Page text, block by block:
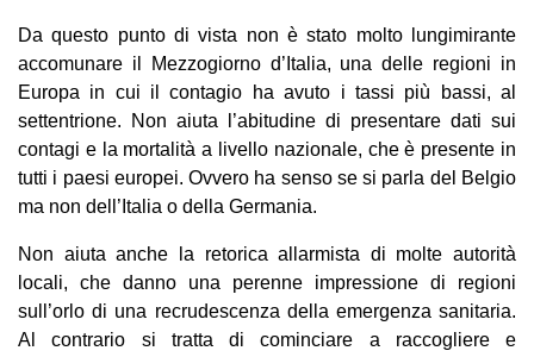
Da questo punto di vista non è stato molto lungimirante
accomunare il Mezzogiorno d’Italia, una delle regioni in
Europa in cui il contagio ha avuto i tassi più bassi, al
settentrione. Non aiuta l’abitudine di presentare dati sui
contagi e la mortalità a livello nazionale, che è presente in
tutti i paesi europei. Ovvero ha senso se si parla del Belgio
ma non dell’Italia o della Germania.
Non aiuta anche la retorica allarmista di molte autorità
locali, che danno una perenne impressione di regioni
sull’orlo di una recrudescenza della emergenza sanitaria.
Al contrario si tratta di cominciare a raccogliere e